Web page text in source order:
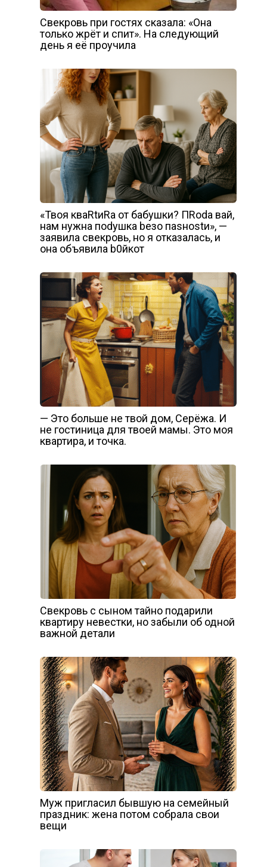
Свекровь при гостях сказала: «Она
только жрёт и спит». На следующий
день я её проучила
«Твоя кваRtиRа от бабушки? ПRоdа вай,
нам нужна поdушка bезо паsноstи», —
заявила свекровь, но я отказалась, и
она объявила b0йкот
— Это больше не твой дом, Серёжа. И
не гостиница для твоей мамы. Это моя
квартира, и точка.
Свекровь с сыном тайно подарили
квартиру невестки, но забыли об одной
важной детали
Муж пригласил бывшую на семейный
праздник: жена потом собрала свои
вещи